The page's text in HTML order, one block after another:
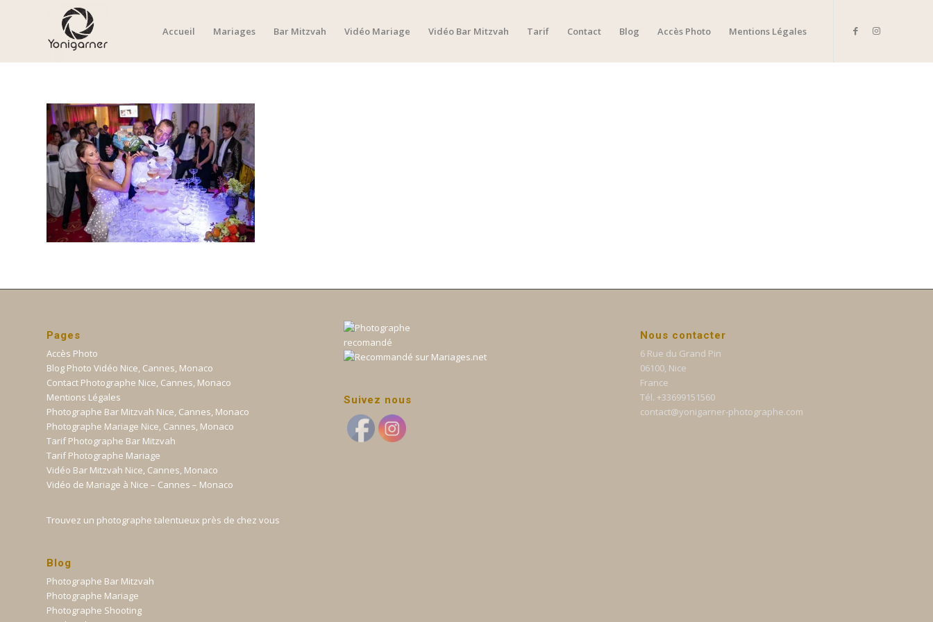
Accueil Mariages Bar Mitzvah Vidéo Mariage Vidéo Bar Mitzvah Tarif Contact Blog Accès Photo Mentions Légales
Pages
Accès Photo
Blog Photo Vidéo Nice, Cannes, Monaco
Contact Photographe Nice, Cannes, Monaco
Mentions Légales
Photographe Bar Mitzvah Nice, Cannes, Monaco
Photographe Mariage Nice, Cannes, Monaco
Tarif Photographe Bar Mitzvah
Tarif Photographe Mariage
Vidéo Bar Mitzvah Nice, Cannes, Monaco
Vidéo de Mariage à Nice – Cannes – Monaco
Trouvez un photographe talentueux près de chez vous
Blog
Photographe Bar Mitzvah
Photographe Mariage
Photographe Shooting
Suivez nous
Nous contacter
6 Rue du Grand Pin
06100, Nice
France
Tél. +33699151560
contact@yonigarner-photographe.com